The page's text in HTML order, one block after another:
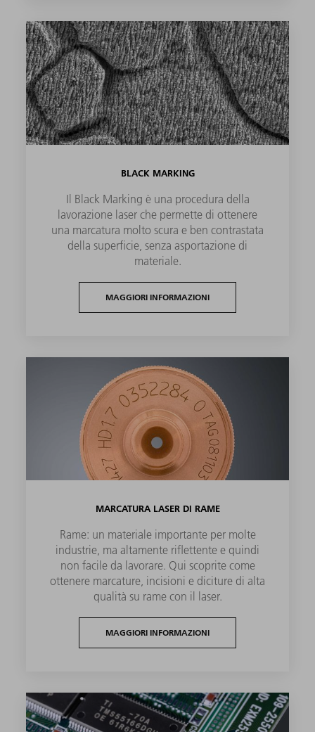
BLACK MARKING
Il Black Marking è una procedura della
lavorazione laser che permette di ottenere
una marcatura molto scura e ben contrastata
della superficie, senza asportazione di
materiale.
MAGGIORI INFORMAZIONI
MARCATURA LASER DI RAME
Rame: un materiale importante per molte
industrie, ma altamente riflettente e quindi
non facile da lavorare. Qui scoprite come
ottenere marcature, incisioni e diciture di alta
qualità su rame con il laser.
MAGGIORI INFORMAZIONI